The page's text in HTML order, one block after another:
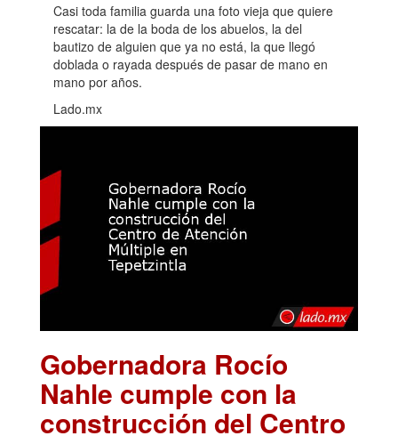
Casi toda familia guarda una foto vieja que quiere
rescatar: la de la boda de los abuelos, la del
bautizo de alguien que ya no está, la que llegó
doblada o rayada después de pasar de mano en
mano por años.
Lado.mx
Gobernadora Rocío
Nahle cumple con la
construcción del Centro